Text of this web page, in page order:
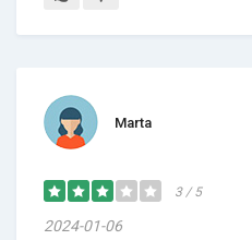
Marta
3 / 5
2024-01-06